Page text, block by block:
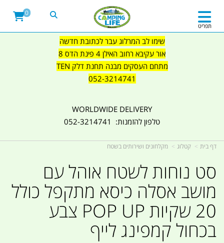
שימו לב המרלוג עבר לכתובת חדשה
אור עקיבא רחוב האילן 4 פינת הדס 8
מתחם העסקים מבנה תחנת דלק TEN
052-3214741
WORLDWIDE DELIVERY
טלפון להזמנות: 052-3214741
תפריט
0
דף בית קטלוג מקלחונים ושירותים בשטח
סט נוחות לשטח אוהל עם
מושב אסלה כיסא מתקפל כולל
20 שקיות POP UP צבע
בכחול קמפינג לייף